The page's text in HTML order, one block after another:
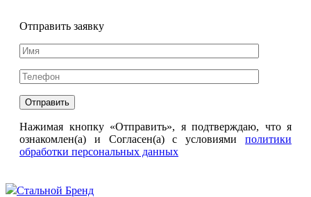
Отправить заявку
Нажимая кнопку «Отправить», я подтверждаю, что я
ознакомлен(а) и Согласен(а) с условиями политики
обработки персональных данных
Стальной Бренд